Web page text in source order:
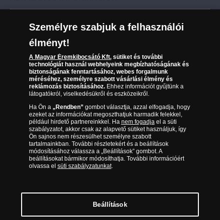
Reklamáció
Visszaküldés
Elállási űrlap
Leiratkozás a hírlevélről
Karrier
Sütik (cookies) használata
Süti (cookies)Beállítások
Társaságunkról
Az érmék és érmek ára és értéke
Gyakran ismételt kérdések
Adatkezelés
06 80 888 889
(díjmentesen hívható hétfőtől csütörtökig 9.00 és 17.00
óra között, péntekenként 9.00 és 15.00 óra között)
Magyar Éremkibocsátó Kft. 1134 Budapest, Váci út 33. Cégjegyzékszám: 01-09-
Személyre szabjuk a felhasználói
élményt!
A Magyar Éremkibocsátó Kft.sütiket és további
technológiát használ webhelyeink megbízhatóságának és
biztonságának fenntartásához, webes forgalmunk
méréséhez, személyre szabott vásárlási élmény és
reklámozás biztosításához.Ehhez információt gyűjtünk a
látogatókról, viselkedésükről és eszközeikről.
Ha Ön a „Rendben”gombot választja, azzal elfogadja, hogy
ezeket az információkat megoszthatjuk harmadik felekkel,
például hirdető partnereinkkel. Ha nem fogadjael a süti
szabályzatot, akkor csak az alapvető sütiket használjuk, így
Ön sajnos nem részesülhet személyre szabott
tartalmainkban. További részletekért és a beállítások
módosításához válassza a „Beállítások” gombot. A
beállításokat bármikor módosíthatja. További információért
olvassa el süti szabályzatunkat.
Beállítások